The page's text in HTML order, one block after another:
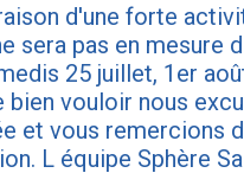
d'une forte
sera pas en mesure
25 juillet, 1er
bien vouloir nous
et vous remercions
L équipe Sphère